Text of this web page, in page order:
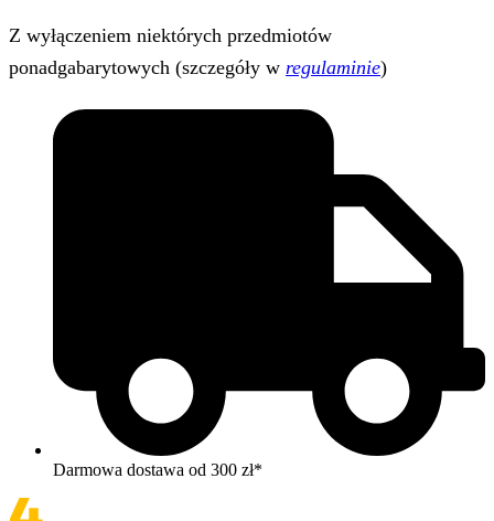
Z wyłączeniem niektórych przedmiotów
ponadgabarytowych (szczegóły w regulaminie)
Darmowa dostawa od 300 zł*